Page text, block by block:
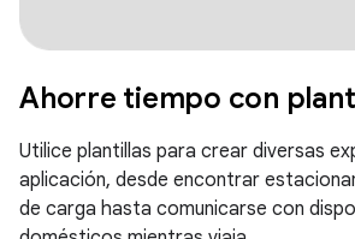
Ahorre tiempo con
Utilice plantillas para crear diversas
aplicación, desde encontrar
de carga hasta comunicarse con